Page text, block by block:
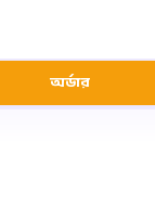
অর্ডার